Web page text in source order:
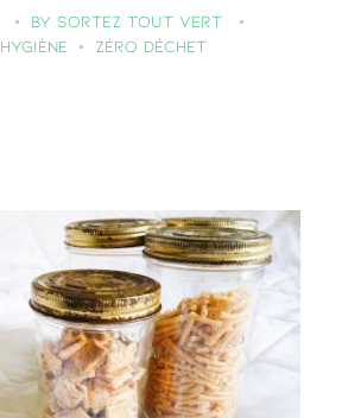
by Sortez Tout Vert
Hygiène Zéro déchet